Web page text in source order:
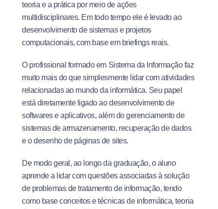
teoria e a prática por meio de ações
multidisciplinares. Em todo tempo ele é levado ao
desenvolvimento de sistemas e projetos
computacionais, com base em briefings reais.
O profissional formado em Sistema da Informação faz
muito mais do que simplesmente lidar com atividades
relacionadas ao mundo da informática. Seu papel
está diretamente ligado ao desenvolvimento de
softwares e aplicativos, além do gerenciamento de
sistemas de armazenamento, recuperação de dados
e o desenho de páginas de sites.
De modo geral, ao longo da graduação, o aluno
aprende a lidar com questões associadas à solução
de problemas de tratamento de informação, tendo
como base conceitos e técnicas de informática, teoria